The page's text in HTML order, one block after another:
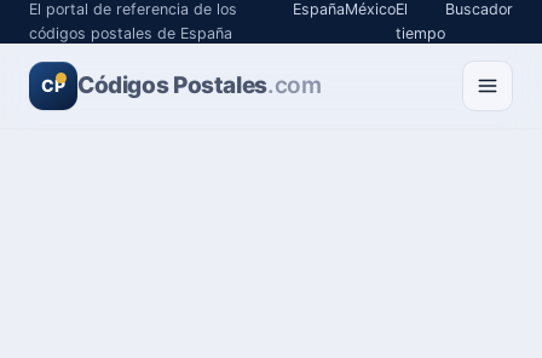
El portal de referencia de los
códigos postales de España
EspañaMéxicoEl
tiempo
Buscador
CP Códigos Postales.com